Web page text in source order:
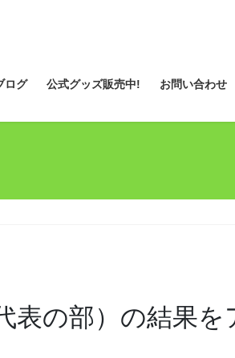
ログ 公式グッズ販売中! お問い合わせ
表の部）の結果を